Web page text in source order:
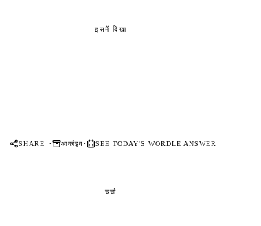
इसमें दिखा
SHARE · आर्काइव· SEE TODAY'S WORDLE ANSWER
चर्चा